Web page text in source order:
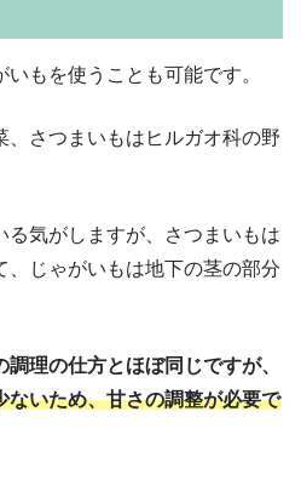
もを使うことも可能です。
、さつまいもはヒルガオ科の野
る気がしますが、さつまいもは
、じゃがいもは地下の茎の部分
理の仕方とほぼ同じですが、
ないため、甘さの調整が必要で